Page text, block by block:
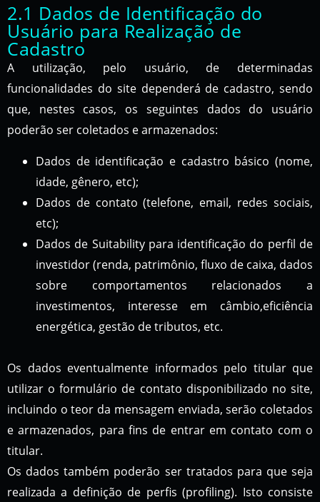
2.1 Dados de Identificação do
Usuário para Realização de
Cadastro
A utilização, pelo usuário, de determinadas
funcionalidades do site dependerá de cadastro, sendo
que, nestes casos, os seguintes dados do usuário
poderão ser coletados e armazenados:
Dados de identificação e cadastro básico (nome,
idade, gênero, etc);
Dados de contato (telefone, email, redes sociais,
etc);
Dados de Suitability para identificação do perfil de
investidor (renda, patrimônio, fluxo de caixa, dados
sobre comportamentos relacionados a
investimentos, interesse em câmbio,eficiência
energética, gestão de tributos, etc.
Os dados eventualmente informados pelo titular que
utilizar o formulário de contato disponibilizado no site,
incluindo o teor da mensagem enviada, serão coletados
e armazenados, para fins de entrar em contato com o
titular.
Os dados também poderão ser tratados para que seja
realizada a definição de perfis (profiling). Isto consiste